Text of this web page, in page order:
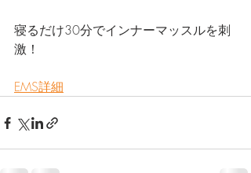
寝るだけ30分でインナーマッスルを刺
激！
EMS詳細